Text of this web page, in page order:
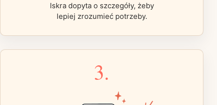
Iskra dopyta o szczegóły, żeby
lepiej zrozumieć potrzeby.
3.